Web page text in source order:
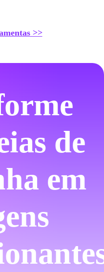
>>
de
em